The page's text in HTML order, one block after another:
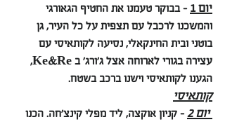
יום 1 - בבוקר טעמנו את החטיף הגאורגי
והמשכנו לרכבל עם תצפית על כל העיר, גן
בוטני ובית החינקאלי, נסיעה לקותאיסי עם
עצירה בגורי לארוחה אצל ג׳ורג׳ ב Ke&Re,
הגענו לקותאיסי וישנו ברכב בשטח.
קותאיסי
יום 2
- קניון אוקצה, ליד מפלי קינצ׳חה. הכנו